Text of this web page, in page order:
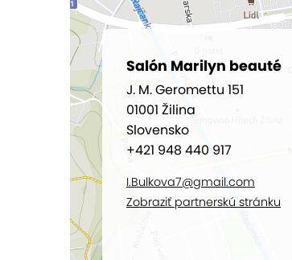
Salón Marilyn beauté
J. M. Geromettu 151
01001 Žilina
Slovensko
+421 948 440 917
I.Bulkova7@gmail.com
Zobraziť partnerskú stránku